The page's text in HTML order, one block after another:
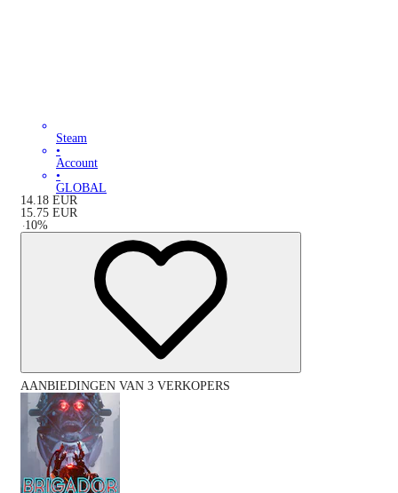
Steam
•
Account
•
GLOBAL
14.18 EUR
15.75 EUR
-10%
AANBIEDINGEN VAN 3 VERKOPERS